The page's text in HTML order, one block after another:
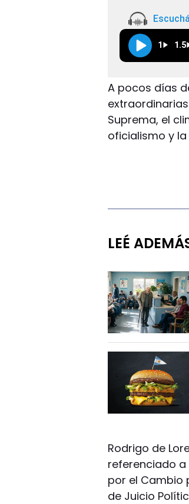
1 1.5
A pocos días
Suprema, el
oficialismo y
LEÉ
Rodrigo de
referenciado a
por el Cambio
de Juicio